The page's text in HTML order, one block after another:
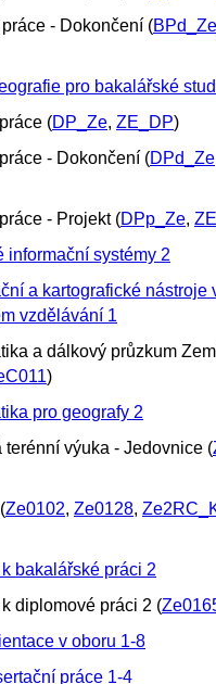
- Dokončení (BPd_Ze
pro bakalářské
(DP_Ze, ZE_DP)
- Dokončení (DPd_Ze
- Projekt (DPp_Ze,
informační systémy 2
a kartografické nástroje
vzdělávání 1
a dálkový průzkum
)
pro geografy 2
terénní výuka - Jedovnice (
Ze0102, Ze0128,
bakalářské práci 2
diplomové práci 2 (
v oboru 1-8
práce 1-4